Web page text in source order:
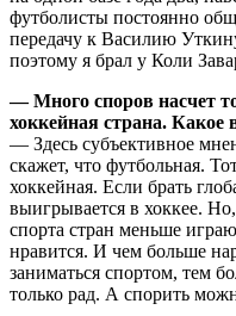
футболисты постоянно
передачу к Василию
поэтому я брал у Коли
— Много споров насчет
хоккейная страна. Какое
— Здесь субъективное
скажет, что футбольная.
хоккейная. Если брать
выигрывается в хоккее.
спорта стран меньше
нравится. И чем больше
заниматься спортом, тем
только рад. А спорить